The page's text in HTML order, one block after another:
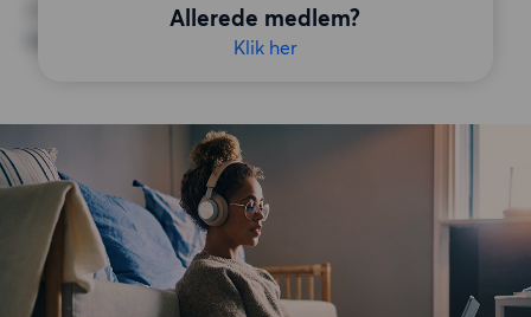
Allerede medlem?
Klik her
ØVRIGE PRÆFERENCER
Ingen særlige præferencer